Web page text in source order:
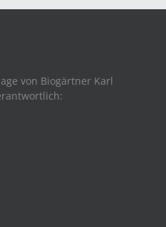
von Biogärtner Karl